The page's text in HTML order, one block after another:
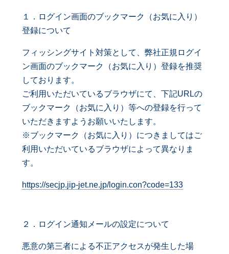
１．ログイン画面のブックマーク（お気に入り）
登録について
フィッシングサイト対策として、弊社正規ログイ
ン画面のブックマーク（お気に入り）登録を推奨
しております。
ご利用いただいているブラウザにて、下記URLの
ブックマーク（お気に入り）等への登録を行って
いただきますようお願いいたします。
※ブックマーク（お気に入り）につきましてはご
利用いただいているブラウザによって異なりま
す。
https://secjp.jip-jet.ne.jp/login.con?code=133
２．ログイン通知メールの設定について
悪意の第三者による不正アクセスが発生した場